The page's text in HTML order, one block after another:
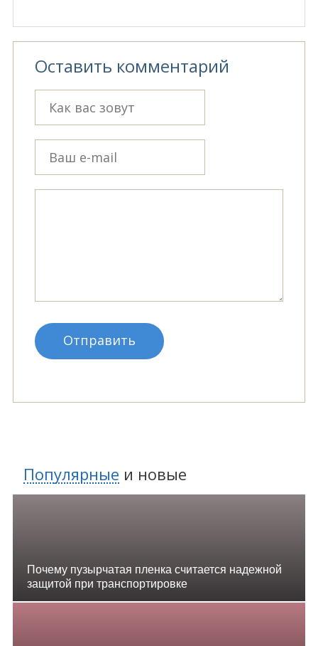
Оставить комментарий
Популярные и новые
Почему пузырчатая пленка считается надежной
защитой при транспортировке